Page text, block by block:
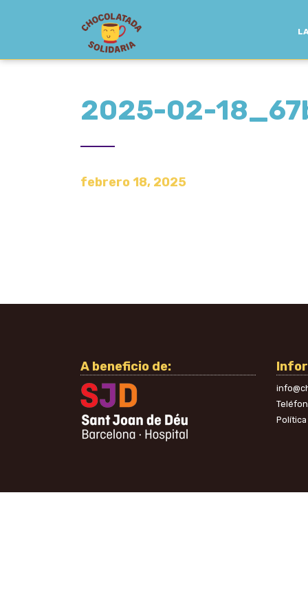
2025-02-
febrero 18, 2025
A beneficio de: